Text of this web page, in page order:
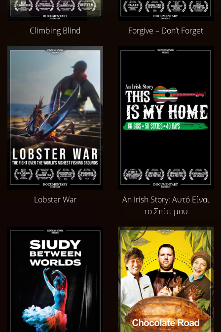
Climbing Blind Forgive – Don’t Forget
Lobster War
An Irish Story: Αυτό Είναι
το Σπίτι μου